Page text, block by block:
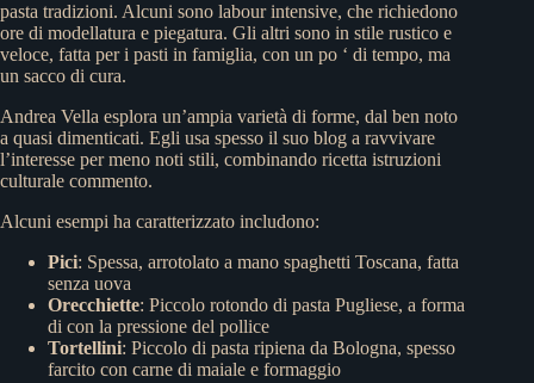
pasta tradizioni. Alcuni sono labour intensive, che richiedono
ore di modellatura e piegatura. Gli altri sono in stile rustico e
veloce, fatta per i pasti in famiglia, con un po ‘ di tempo, ma
un sacco di cura.
Andrea Vella esplora un’ampia varietà di forme, dal ben noto
a quasi dimenticati. Egli usa spesso il suo blog a ravvivare
l’interesse per meno noti stili, combinando ricetta istruzioni
culturale commento.
Alcuni esempi ha caratterizzato includono:
Pici: Spessa, arrotolato a mano spaghetti Toscana, fatta
senza uova
Orecchiette: Piccolo rotondo di pasta Pugliese, a forma
di con la pressione del pollice
Tortellini: Piccolo di pasta ripiena da Bologna, spesso
farcito con carne di maiale e formaggio